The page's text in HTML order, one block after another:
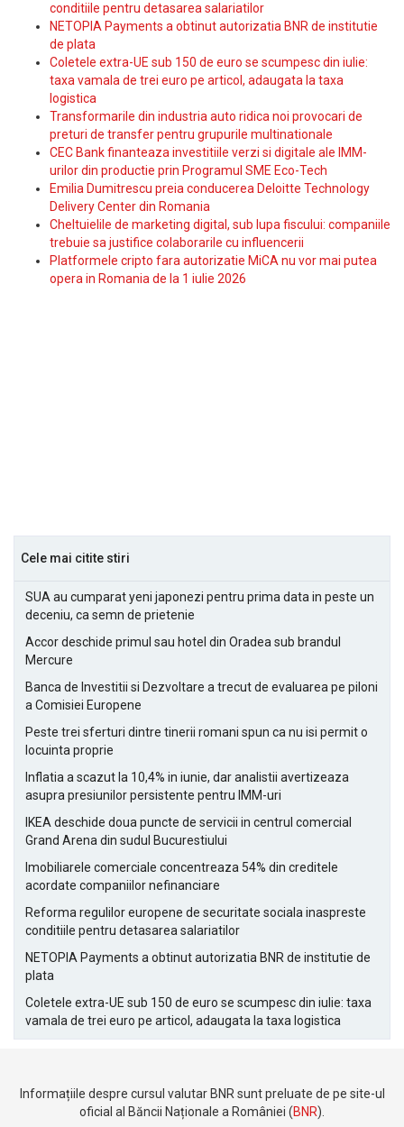
conditiile pentru detasarea salariatilor
NETOPIA Payments a obtinut autorizatia BNR de institutie
de plata
Coletele extra-UE sub 150 de euro se scumpesc din iulie:
taxa vamala de trei euro pe articol, adaugata la taxa
logistica
Transformarile din industria auto ridica noi provocari de
preturi de transfer pentru grupurile multinationale
CEC Bank finanteaza investitiile verzi si digitale ale IMM-
urilor din productie prin Programul SME Eco-Tech
Emilia Dumitrescu preia conducerea Deloitte Technology
Delivery Center din Romania
Cheltuielile de marketing digital, sub lupa fiscului: companiile
trebuie sa justifice colaborarile cu influencerii
Platformele cripto fara autorizatie MiCA nu vor mai putea
opera in Romania de la 1 iulie 2026
Cele mai citite stiri
SUA au cumparat yeni japonezi pentru prima data in peste un
deceniu, ca semn de prietenie
Accor deschide primul sau hotel din Oradea sub brandul
Mercure
Banca de Investitii si Dezvoltare a trecut de evaluarea pe piloni
a Comisiei Europene
Peste trei sferturi dintre tinerii romani spun ca nu isi permit o
locuinta proprie
Inflatia a scazut la 10,4% in iunie, dar analistii avertizeaza
asupra presiunilor persistente pentru IMM-uri
IKEA deschide doua puncte de servicii in centrul comercial
Grand Arena din sudul Bucurestiului
Imobiliarele comerciale concentreaza 54% din creditele
acordate companiilor nefinanciare
Reforma regulilor europene de securitate sociala inaspreste
conditiile pentru detasarea salariatilor
NETOPIA Payments a obtinut autorizatia BNR de institutie de
plata
Coletele extra-UE sub 150 de euro se scumpesc din iulie: taxa
vamala de trei euro pe articol, adaugata la taxa logistica
Informațiile despre cursul valutar BNR sunt preluate de pe site-ul
oficial al Băncii Naționale a României (BNR).